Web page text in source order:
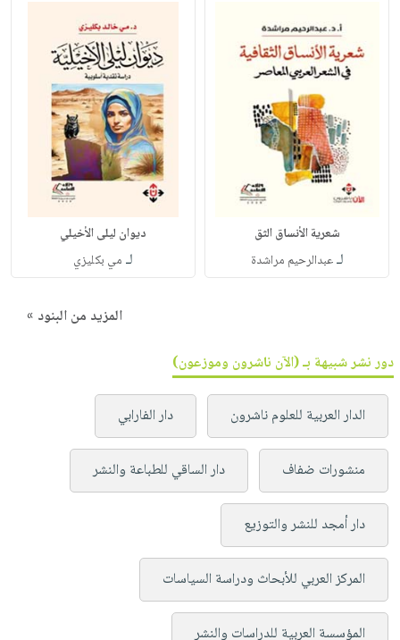
شعرية الأنساق الثق
لـعبدالرحيم مراشدة
ديوان ليلى الأخيلي
لـ مي بكليزي
المزيد من البنود »
دور نشر شبيهة بـ (الآن ناشرون وموزعون)
الدار العربية للعلوم ناشرون دار الفارابي
منشورات ضفاف دار الساقي للطباعة والنشر
دار أمجد للنشر والتوزيع
المركز العربي للأبحاث ودراسة السياسات
المؤسسة العربية للدراسات والنشر